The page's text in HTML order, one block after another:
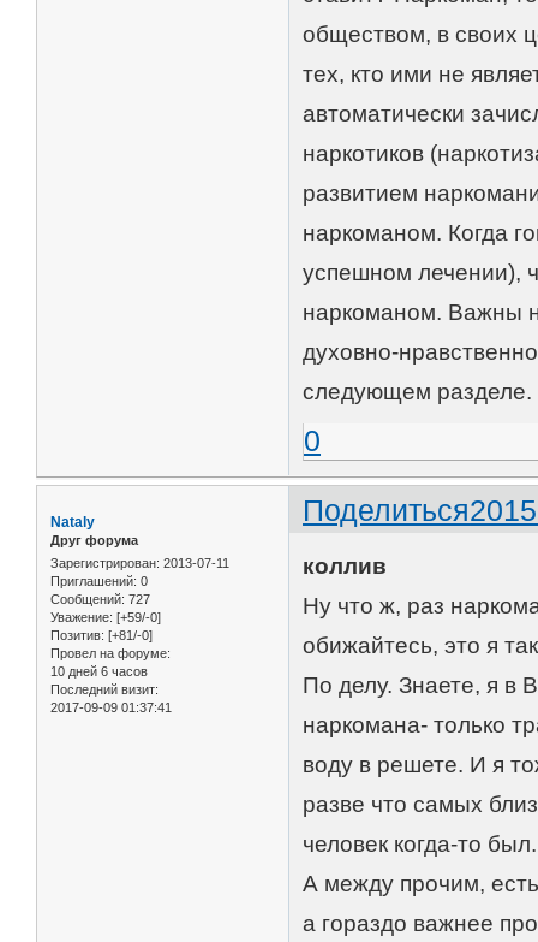
обществом, в своих
тех, кто ими не
автоматически
наркотиков
развитием
наркоманом. Когда
успешном лечении),
наркоманом. Важны
духовно-
следующем разделе.
0
Поделиться
Nataly
Друг форума
Зарегистрирован: 2013-07-11
Приглашений: 0
Сообщений: 727
Уважение: [+59/-0]
Позитив: [+81/-0]
Провел на форуме:
10 дней 6 часов
Последний визит:
2017-09-09 01:37:41
коллив
Ну что ж, раз
обижайтесь, это я
По делу. Знаете, я в
наркомана- только
воду в решете. И я
разве что самых
человек когда-то
А между прочим,
а гораздо важнее